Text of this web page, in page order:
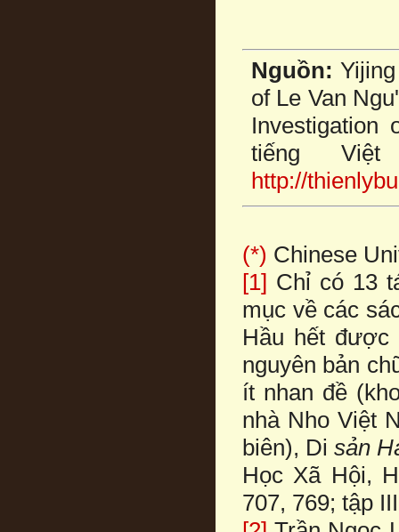
Nguồn:
of Le Van
Investigation
tiếng
http://
(*) Chinese
[1] Chỉ có 13
mục về các
Hầu hết
nguyên bản
ít nhan đề
nhà Nho Việt
biên), Di sản
Học Xã Hội,
707, 769; tập